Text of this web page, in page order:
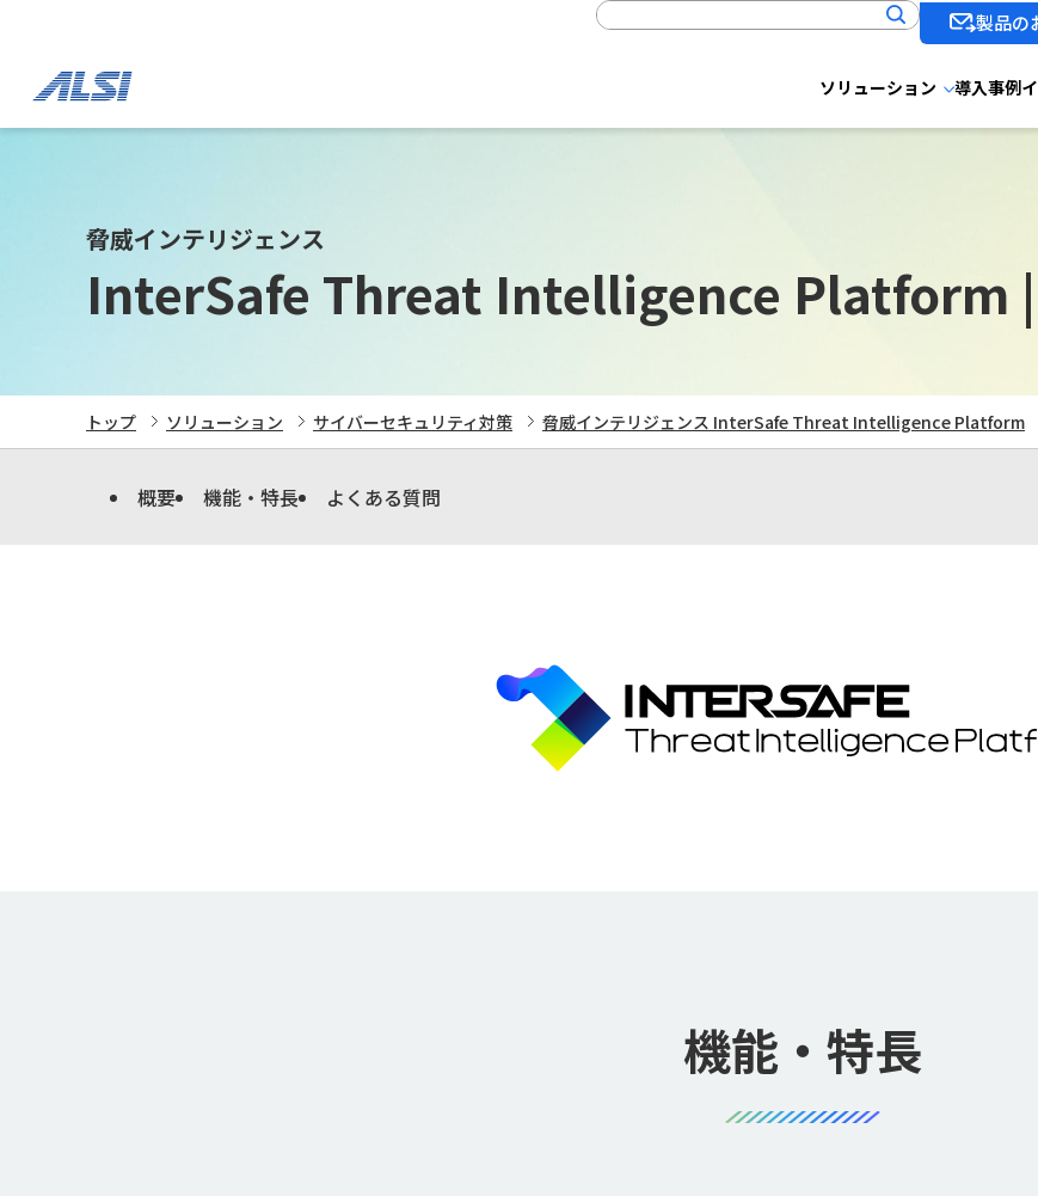
製品の
ソリューション 導入事例
脅威インテリジェンス
InterSafe Threat Intelligence Platform |
トップ ソリューション サイバーセキュリティ対策 脅威インテリジェンス InterSafe Threat Intelligence Platform
概要 機能・特長 よくある質問
機能・特長